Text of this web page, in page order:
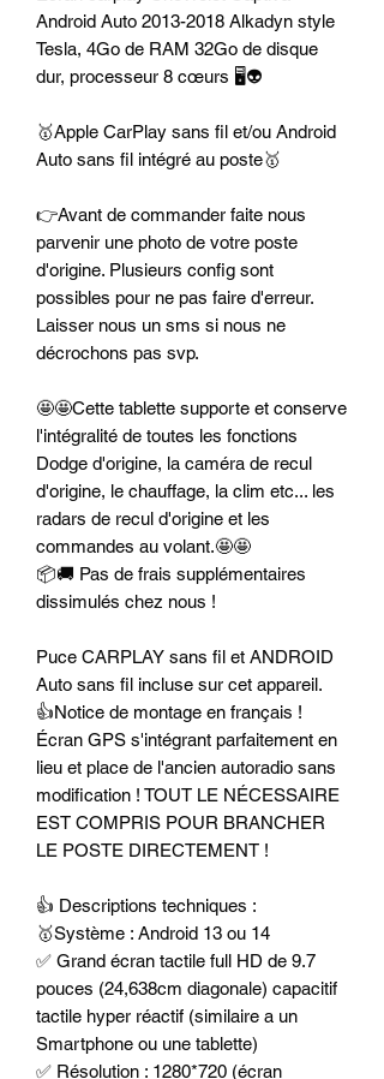
Android Auto 2013-2018 Alkadyn style
Tesla, 4Go de RAM 32Go de disque
dur, processeur 8 cœurs 🖥️👽
🥇Apple CarPlay sans fil et/ou Android
Auto sans fil intégré au poste🥇
👉Avant de commander faite nous
parvenir une photo de votre poste
d'origine. Plusieurs config sont
possibles pour ne pas faire d'erreur.
Laisser nous un sms si nous ne
décrochons pas svp.
🤩🤩Cette tablette supporte et conserve
l'intégralité de toutes les fonctions
Dodge d'origine, la caméra de recul
d'origine, le chauffage, la clim etc... les
radars de recul d'origine et les
commandes au volant.🤩🤩
📦🚚 Pas de frais supplémentaires
dissimulés chez nous !
Puce CARPLAY sans fil et ANDROID
Auto sans fil incluse sur cet appareil.
👍Notice de montage en français !
Écran GPS s'intégrant parfaitement en
lieu et place de l'ancien autoradio sans
modification ! TOUT LE NÉCESSAIRE
EST COMPRIS POUR BRANCHER
LE POSTE DIRECTEMENT !
👍 Descriptions techniques :
🥇Système : Android 13 ou 14
✅ Grand écran tactile full HD de 9.7
pouces (24,638cm diagonale) capacitif
tactile hyper réactif (similaire a un
Smartphone ou une tablette)
✅ Résolution : 1280*720 (écran